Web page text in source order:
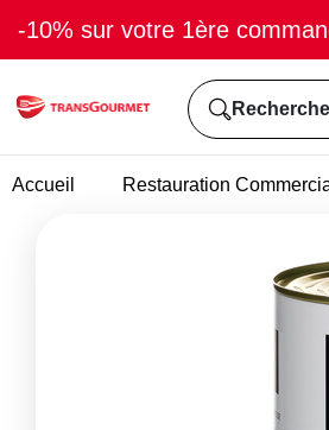
-10% sur votre 1ère
Accueil Restauration